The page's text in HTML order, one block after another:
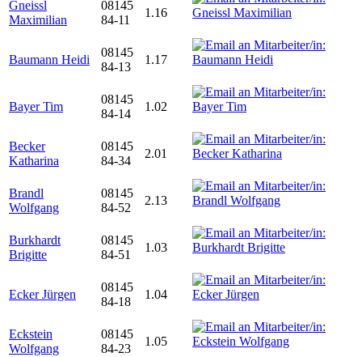
Gneissl
Maximilian
08145
84-11
1.16
Baumann Heidi
08145
84-13
1.17
Bayer Tim
08145
84-14
1.02
Becker
Katharina
08145
84-34
2.01
Brandl
Wolfgang
08145
84-52
2.13
Burkhardt
Brigitte
08145
84-51
1.03
Ecker Jürgen
08145
84-18
1.04
Eckstein
Wolfgang
08145
84-23
1.05